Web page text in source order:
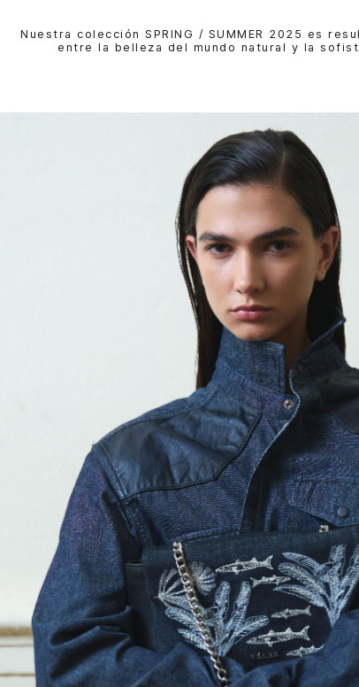
Nuestra colección SPRING / SUMMER 2025 es
entre la belleza del mundo natural y la